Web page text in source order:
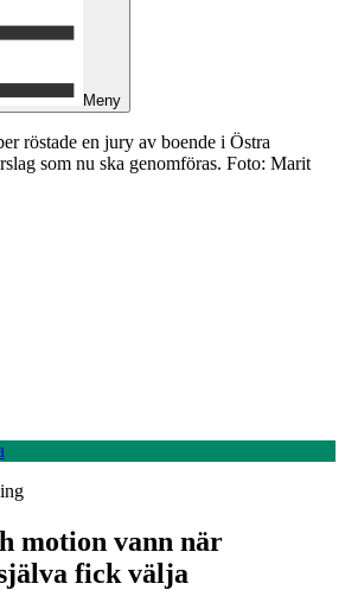
Meny
röstade en jury av boende i Östra
som nu ska genomföras. Foto: Marit
motion vann när
fick välja